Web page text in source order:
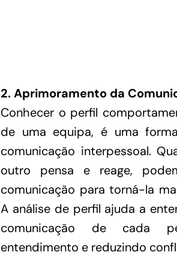
2. Aprimoramento da
Conhecer o perfil
de uma equipa, é uma
comunicação interpessoal.
outro pensa e reage,
comunicação para torná-la
A análise de perfil ajuda a
comunicação de cada
entendimento e reduzindo